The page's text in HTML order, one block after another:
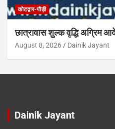
कोटद्वार-पौड़ी
छात्रावास शुल्क वृद्धि अग्रिम
August 8, 2026 Dainik Jayant
Dainik Jayant